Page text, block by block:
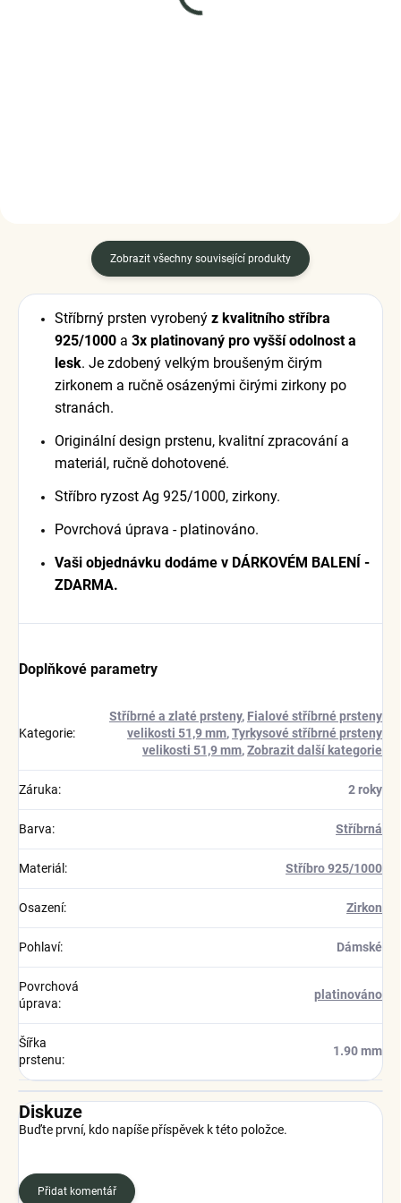
Elenys stříbrný náramek
Zobrazit všechny související produkty
Stříbrný prsten vyrobený z kvalitního stříbra
925/1000 a 3x platinovaný pro vyšší odolnost a
lesk. Je zdobený velkým broušeným čirým
zirkonem a ručně osázenými čirými zirkony po
stranách.
Originální design prstenu, kvalitní zpracování a
materiál, ručně dohotovené.
Stříbro ryzost Ag 925/1000, zirkony.
Povrchová úprava - platinováno.
Vaši objednávku dodáme v DÁRKOVÉM BALENÍ -
ZDARMA.
Doplňkové parametry
Kategorie:
Stříbrné a zlaté prsteny, Fialové stříbrné prsteny
velikosti 51,9 mm,Tyrkysové stříbrné prsteny
velikosti 51,9 mm,Zobrazit další kategorie
Záruka: 2 roky
Barva: Stříbrná
Materiál : Stříbro 925/1000
Osazení: Zirkon
Pohlaví: Dámské
Povrchová
úprava:
platinováno
Šířka
prstenu:
1.90 mm
Diskuze
Buďte první, kdo napíše příspěvek k této položce.
Přidat komentář